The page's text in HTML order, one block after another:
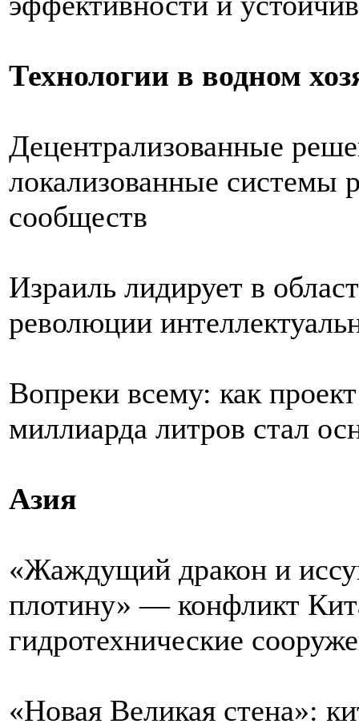
Технологии в водном
Децентрализованные
локализованные системы
сообществ
Израиль лидирует в
революции
Вопреки всему: как
миллиарда литров стал
Азия
«Жаждущий дракон и
плотину» — конфликт
гидротехнические
«Новая Великая стена»: